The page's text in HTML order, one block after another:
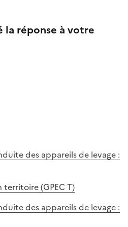
la réponse à votre
des appareils de levage :
territoire (GPEC T)
des appareils de levage :